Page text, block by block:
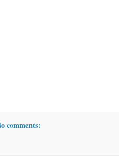
comments: